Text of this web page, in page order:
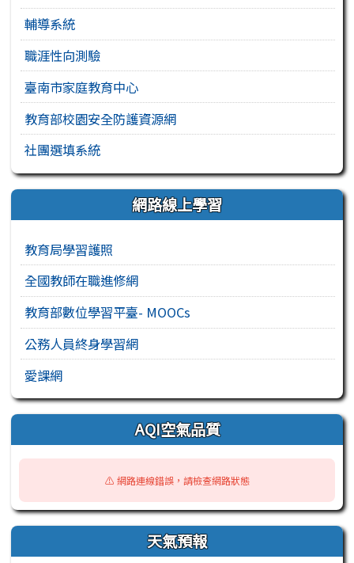
輔導系統
職涯性向測驗
臺南市家庭教育中心
教育部校園安全防護資源網
社團選填系統
網路線上學習
教育局學習護照
全國教師在職進修網
教育部數位學習平臺- MOOCs
公務人員終身學習網
愛課網
AQI空氣品質
⚠️ 網路連線錯誤，請檢查網路狀態
天氣預報